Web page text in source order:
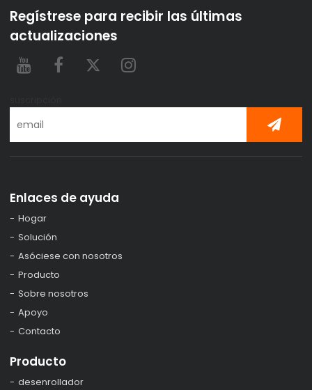
Regístrese para recibir las últimas
actualizaciones
Enlaces de ayuda
Hogar
Solución
Asóciese con nosotros
Producto
Sobre nosotros
Apoyo
Contacto
Producto
desenrollador